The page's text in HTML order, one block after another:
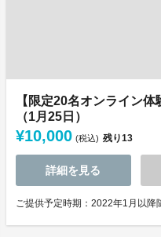
【限定20名オンライン
（1月25日）
¥10,000 (税込) 残り13
詳細を見る
ご提供予定時期：2022年1月以降